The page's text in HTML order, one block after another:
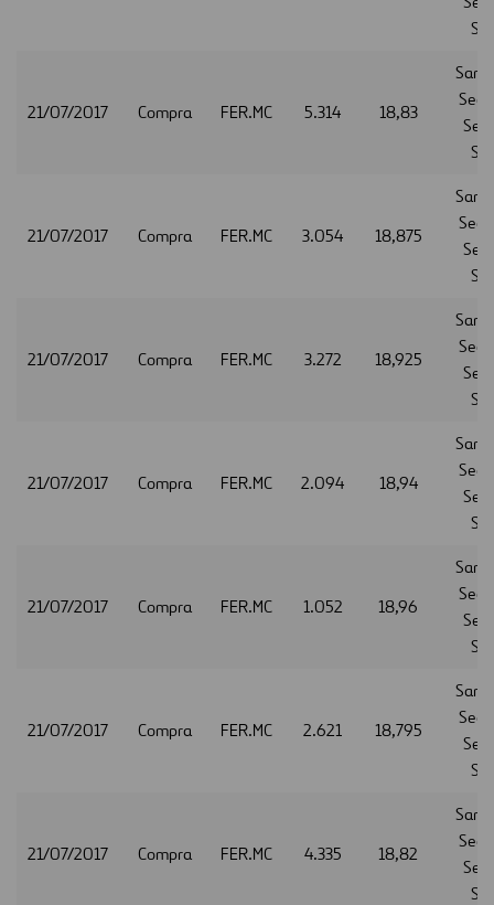
21/07/2017 Compra FER.MC 5.314 18,83
21/07/2017 Compra FER.MC 3.054 18,875
21/07/2017 Compra FER.MC 3.272 18,925
21/07/2017 Compra FER.MC 2.094 18,94
21/07/2017 Compra FER.MC 1.052 18,96
21/07/2017 Compra FER.MC 2.621 18,795
21/07/2017 Compra FER.MC 4.335 18,82